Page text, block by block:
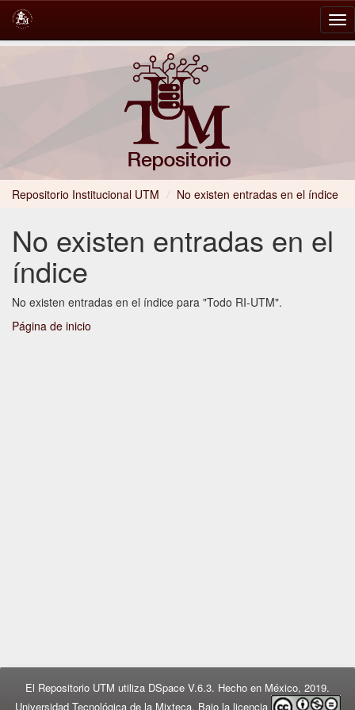
Repositorio Institucional UTM / No existen entradas en el índice
No existen entradas en el
índice
No existen entradas en el índice para "Todo RI-UTM".
Página de inicio
El Repositorio UTM utiliza DSpace V.6.3. Hecho en México, 2019.
Universidad Tecnológica de la Mixteca. Bajo la licencia